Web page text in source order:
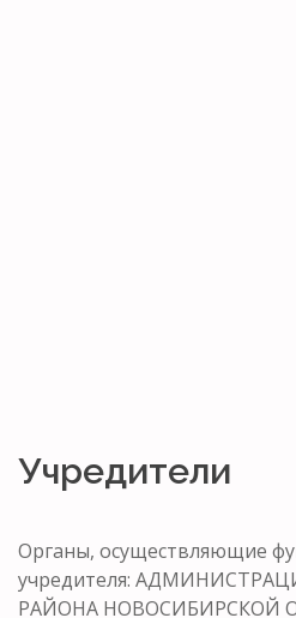
Учредители
Органы, осуществляющие
учредителя:
РАЙОНА НОВОСИБИРСКОЙ